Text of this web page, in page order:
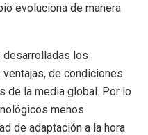
evoluciona de manera
desarrolladas los
de condiciones
de la media global. Por lo
menos
de adaptación a la hora